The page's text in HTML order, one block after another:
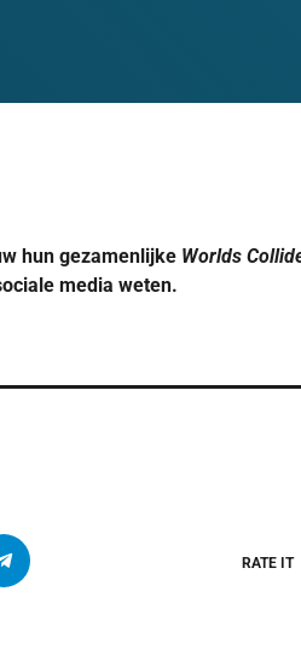
hun gezamenlijke Worlds
media weten.
RATE IT